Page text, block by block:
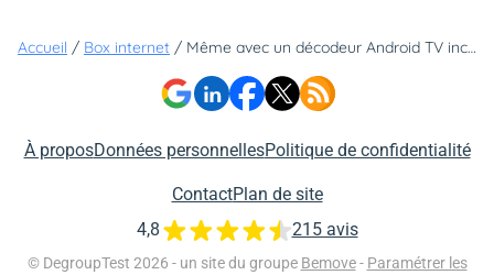
Accueil / Box internet / Même avec un décodeur Android TV inclus, le prix de cette box ne dépasse pas 23 euros
À proposDonnées personnellesPolitique de confidentialité
ContactPlan de site
© DegroupTest 2026 - un site du groupe Bemove - Paramétrer les
4,8 215 avis